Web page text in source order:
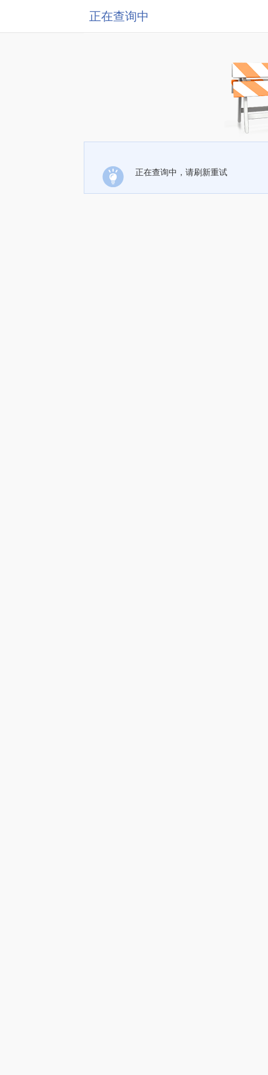
正在查询中
正在查询中，请刷新重试